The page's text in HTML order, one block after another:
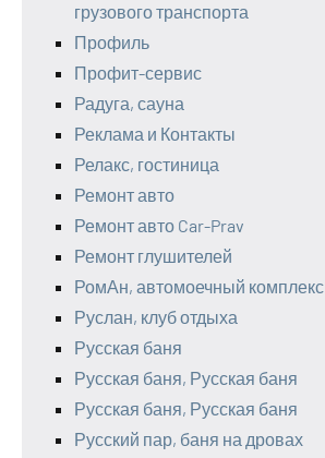
грузового транспорта
Профиль
Профит-сервис
Радуга, сауна
Реклама и Контакты
Релакс, гостиница
Ремонт авто
Ремонт авто Car-Prav
Ремонт глушителей
РомАн, автомоечный комплекс
Руслан, клуб отдыха
Русская баня
Русская баня, Русская баня
Русская баня, Русская баня
Русский пар, баня на дровах